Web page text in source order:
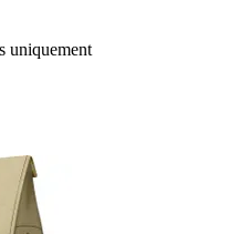
uniquement